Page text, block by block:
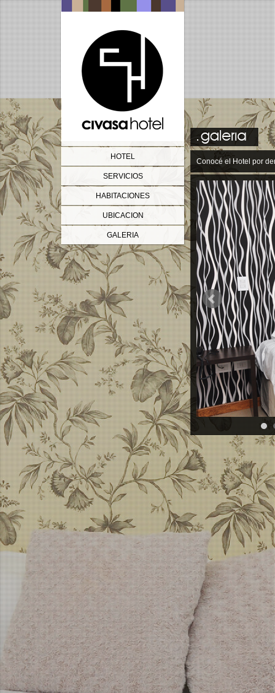
Conocé el Hotel por
HOTEL
SERVICIOS
HABITACIONES
UBICACION
GALERIA